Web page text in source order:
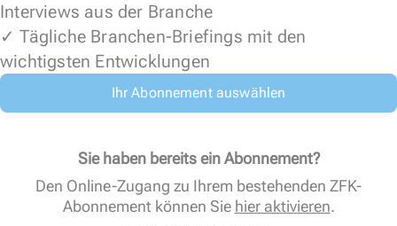
Interviews aus der Branche
✓ Tägliche Branchen-Briefings mit den
wichtigsten Entwicklungen
Ihr Abonnement auswählen
Sie haben bereits ein Abonnement?
Den Online-Zugang zu Ihrem bestehenden ZFK-
Abonnement können Sie hier aktivieren.